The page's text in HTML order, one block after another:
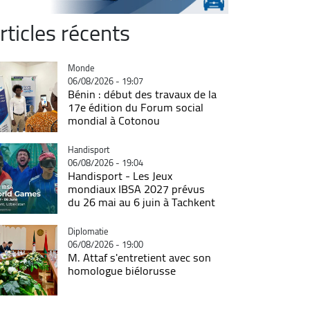
récents
Catégorie
Monde
06/08/2026 - 19:07
Bénin : début des travaux de la
17e édition du Forum social
mondial à Cotonou
Catégorie
Handisport
06/08/2026 - 19:04
Handisport - Les Jeux
mondiaux IBSA 2027 prévus
du 26 mai au 6 juin à Tachkent
Catégorie
Diplomatie
06/08/2026 - 19:00
M. Attaf s'entretient avec son
homologue biélorusse